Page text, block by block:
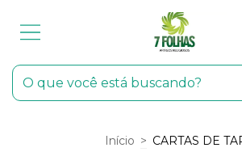
Início > CARTAS DE